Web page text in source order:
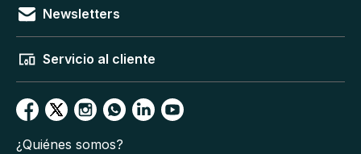
Newsletters
Servicio al cliente
¿Quiénes somos?